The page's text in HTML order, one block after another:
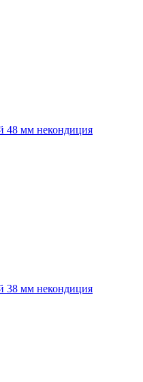
48 мм некондиция
38 мм некондиция